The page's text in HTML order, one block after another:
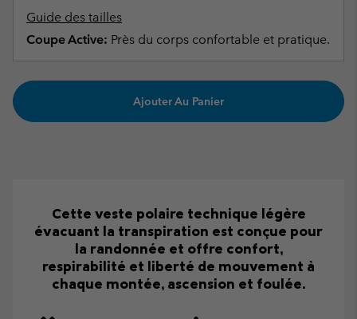
Guide des tailles
Coupe Active: Près du corps confortable et pratique.
Ajouter Au Panier
Cette veste polaire technique légère
évacuant la transpiration est conçue pour
la randonnée et offre confort,
respirabilité et liberté de mouvement à
chaque montée, ascension et foulée.